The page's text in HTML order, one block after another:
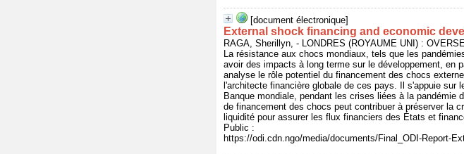
[document électronique]
External shock financing and economic
RAGA, Sherillyn, - LONDRES (ROYAUME UNI) :
La résistance aux chocs mondiaux, tels que les
avoir des impacts à long terme sur le développement, en
analyse le rôle potentiel du financement des chocs
l'architecte financière globale de ces pays. Il s'appuie
Banque mondiale, pendant les crises liées à la pandémie
de financement des chocs peut contribuer à préserver la
liquidité pour assurer les flux financiers des États et
Public :
https://odi.cdn.ngo/media/documents/Final_ODI-Report-